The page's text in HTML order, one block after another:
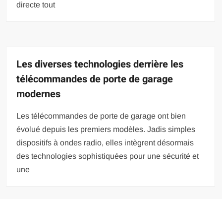
directe tout
Les diverses technologies derrière les
télécommandes de porte de garage
modernes
Les télécommandes de porte de garage ont bien
évolué depuis les premiers modèles. Jadis simples
dispositifs à ondes radio, elles intègrent désormais
des technologies sophistiquées pour une sécurité et
une